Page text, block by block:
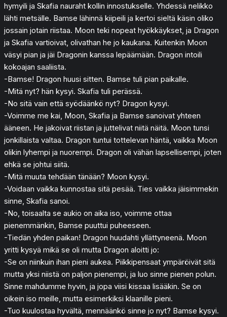
hymyili ja Skafia nauraht kollin innostukselle. Yhdessä nelikko
lähti metsälle. Bamse lähinnä kiipeili ja kertoi sieltä käsin oliko
jossain jotain riistaa. Moon teki nopeat hyökkäykset, ja Dragon
ja Skafia vartioivat, olivathan he jo kaukana. Kuitenkin Moon
väsyi pian ja jäi Dragonin kanssa lepäämään. Dragon intoili
kokoajan saaliista.
-Bamse! Dragon huusi sitten. Bamse tuli pian paikalle.
-Mitä nyt? hän kysyi. Skafia tuli perässä.
-No sitä vain että syödäänkö nyt? Dragon kysyi.
-Voimme me kai, Moon, Skafia ja Bamse sanoivat yhteen
ääneen. He jakoivat riistan ja juttelivat niitä näitä. Moon tunsi
jonkillaista valtaa. Dragon tuntui tottelevan häntä, vaikka Moon
olikin lyhempi ja nuorempi. Dragon oli vähän lapsellisempi, joten
ehkä se johtui siitä.
-Mitä muuta tehdään tänään? Moon kysyi.
-Voidaan vaikka kunnostaa sitä pesää. Ties vaikka jäisimmekin
sinne, Skafia sanoi.
-No, toisaalta se aukio on aika iso, voimme ottaa
pienemmänkin, Bamse puuttui puheeseen.
-Tiedän yhden paikan! Dragon huudahti yllättyneenä. Moon
yritti kysyä mikä se oli mutta Dragon aloitti jo:
-Se on niinkuin ihan pieni aukea. Piikkipensaat ympäröivät sitä
mutta yksi niistä on paljon pienempi, ja luo sinne pienen polun.
Sinne mahdumme hyvin, ja jopa viisi kissaa lisääkin. Se on
oikein iso meille, mutta esimerkiksi klaanille pieni.
-Tuo kuulostaa hyvältä, mennäänkö sinne jo nyt? Bamse kysyi.